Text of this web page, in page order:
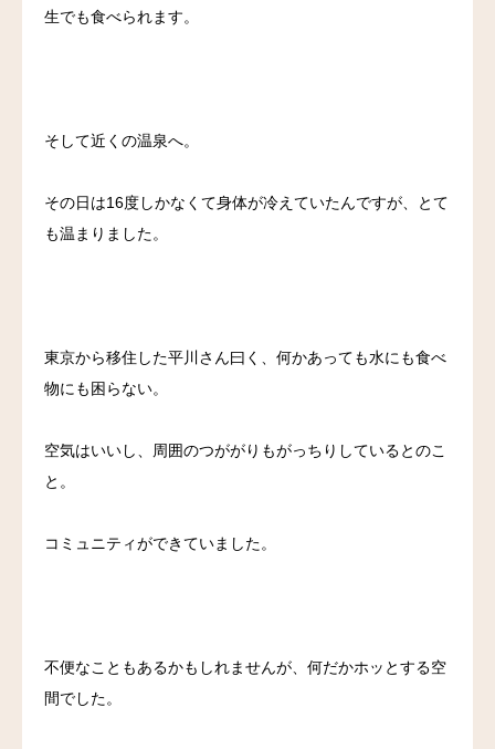
生でも食べられます。
そして近くの温泉へ。
その日は16度しかなくて身体が冷えていたんですが、とて
も温まりました。
東京から移住した平川さん曰く、何かあっても水にも食べ
物にも困らない。
空気はいいし、周囲のつががりもがっちりしているとのこ
と。
コミュニティができていました。
不便なこともあるかもしれませんが、何だかホッとする空
間でした。